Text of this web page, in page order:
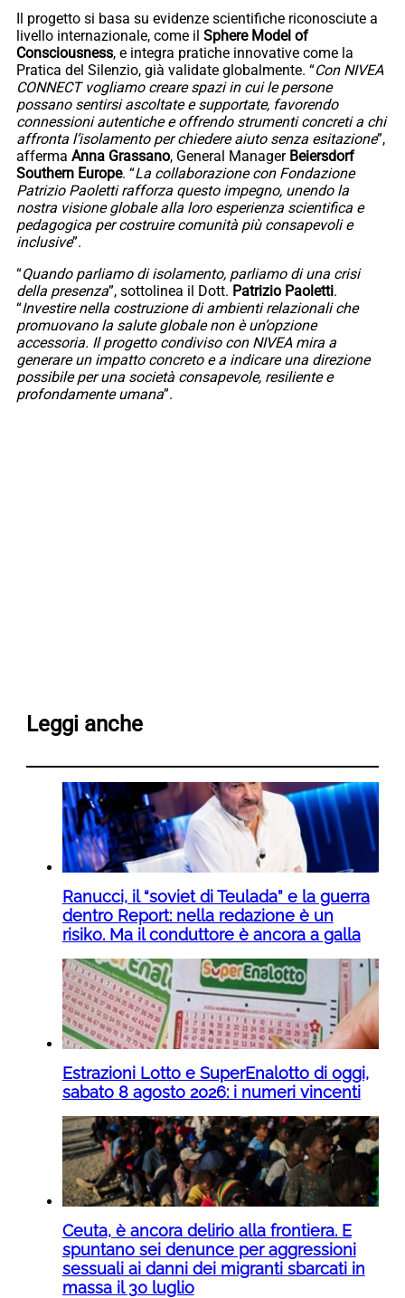
Il progetto si basa su evidenze scientifiche riconosciute a
livello internazionale, come il Sphere Model of
Consciousness, e integra pratiche innovative come la
Pratica del Silenzio, già validate globalmente. “Con NIVEA
CONNECT vogliamo creare spazi in cui le persone
possano sentirsi ascoltate e supportate, favorendo
connessioni autentiche e offrendo strumenti concreti a chi
affronta l’isolamento per chiedere aiuto senza esitazione”,
afferma Anna Grassano, General Manager Beiersdorf
Southern Europe. “La collaborazione con Fondazione
Patrizio Paoletti rafforza questo impegno, unendo la
nostra visione globale alla loro esperienza scientifica e
pedagogica per costruire comunità più consapevoli e
inclusive”.
“Quando parliamo di isolamento, parliamo di una crisi
della presenza”, sottolinea il Dott. Patrizio Paoletti.
“Investire nella costruzione di ambienti relazionali che
promuovano la salute globale non è un’opzione
accessoria. Il progetto condiviso con NIVEA mira a
generare un impatto concreto e a indicare una direzione
possibile per una società consapevole, resiliente e
profondamente umana”.
Leggi anche
Ranucci, il “soviet di Teulada” e la guerra
dentro Report: nella redazione è un
risiko. Ma il conduttore è ancora a galla
Estrazioni Lotto e SuperEnalotto di oggi,
sabato 8 agosto 2026: i numeri vincenti
Ceuta, è ancora delirio alla frontiera. E
spuntano sei denunce per aggressioni
sessuali ai danni dei migranti sbarcati in
massa il 30 luglio